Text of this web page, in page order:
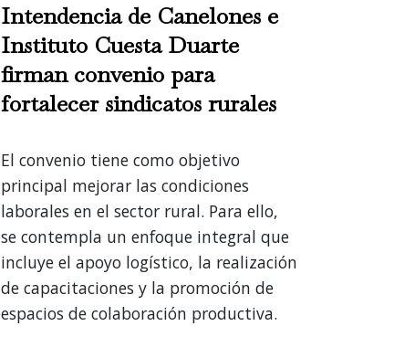
Intendencia de Canelones e
Instituto Cuesta Duarte
firman convenio para
fortalecer sindicatos rurales
El convenio tiene como objetivo
principal mejorar las condiciones
laborales en el sector rural. Para ello,
se contempla un enfoque integral que
incluye el apoyo logístico, la realización
de capacitaciones y la promoción de
espacios de colaboración productiva.